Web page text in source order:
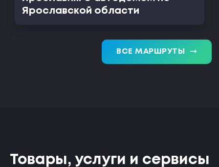
Ярославской области
ВСЕ МАРШРУТЫ trending_flat
Товары, услуги и сервисы